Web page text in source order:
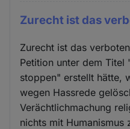
Zurecht ist das
Zurecht ist das
Petition unter dem Titel
stoppen" erstellt hätte,
wegen Hassrede
Verächtlichmachung
nichts mit Humanismus